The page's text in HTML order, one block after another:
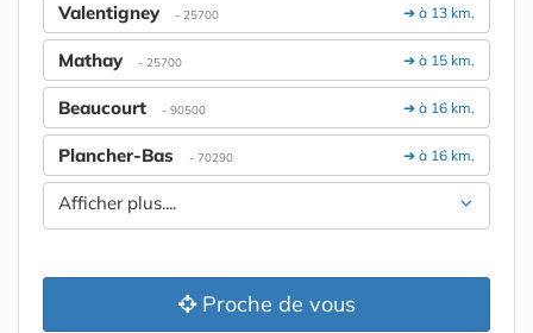
➔ à 13 km.
Valentigney - 25700
➔ à 15 km.
Mathay - 25700
➔ à 16 km.
Beaucourt - 90500
➔ à 16 km.
Plancher-Bas - 70290
Afficher plus....
Proche de vous